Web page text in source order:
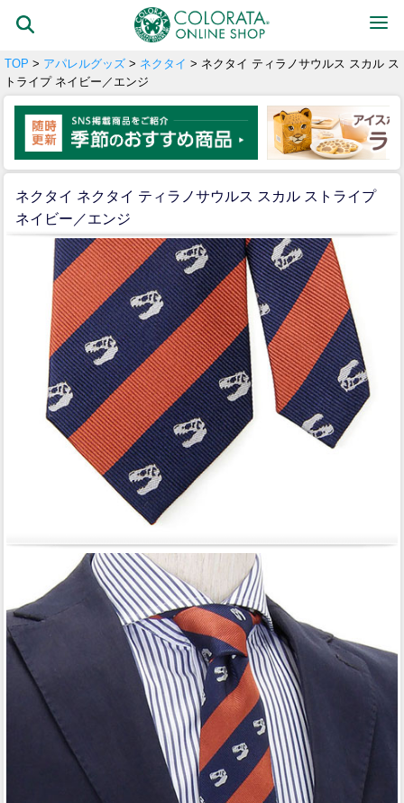
TOP > アパレルグッズ > ネクタイ > ネクタイ ティラノサウルス スカル ス
トライプ ネイビー／エンジ
ネクタイ ネクタイ ティラノサウルス スカル ストライプ
ネイビー／エンジ